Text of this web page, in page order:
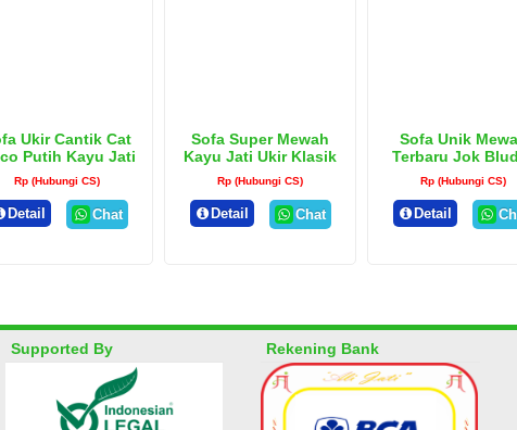
Ukir Cantik Cat
Putih Kayu Jati
Rp (Hubungi CS)
Detail Chat
Sofa Super Mewah
Kayu Jati Ukir Klasik
Rp (Hubungi CS)
Detail Chat
Sofa Unik
Terbaru Jok
Merah
Rp (Hubungi CS)
Detail
Supported By Rekening Bank